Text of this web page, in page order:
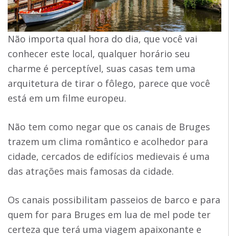
Não importa qual hora do dia, que você vai
conhecer este local, qualquer horário seu
charme é perceptível, suas casas tem uma
arquitetura de tirar o fôlego, parece que você
está em um filme europeu.
Não tem como negar que os canais de Bruges
trazem um clima romântico e acolhedor para
cidade, cercados de edifícios medievais é uma
das atrações mais famosas da cidade.
Os canais possibilitam passeios de barco e para
quem for para Bruges em lua de mel pode ter
certeza que terá uma viagem apaixonante e